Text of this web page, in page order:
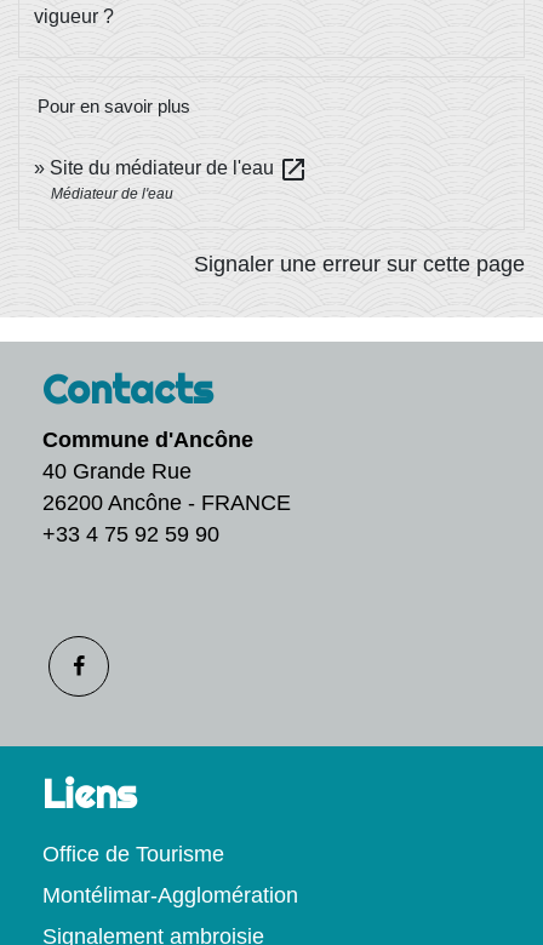
vigueur ?
Pour en savoir plus
Site du médiateur de l'eau open_in_new
Médiateur de l'eau
Signaler une erreur sur cette page
Contacts
Commune d'Ancône
40 Grande Rue
26200 Ancône - FRANCE
+33 4 75 92 59 90
Liens
Office de Tourisme
Montélimar-Agglomération
Signalement ambroisie